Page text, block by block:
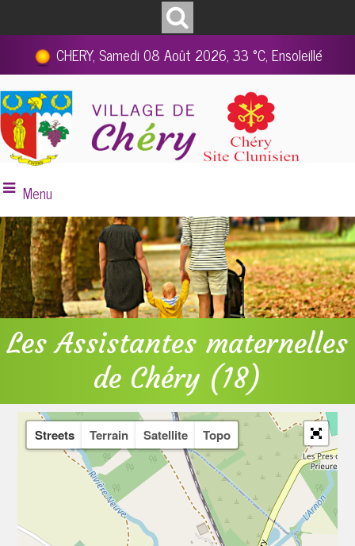
CHERY, Samedi 08 Août 2026, 33 °C, Ensoleillé
Menu
Les Assistantes maternelles
de Chéry (18)
Streets Terrain Satellite Topo